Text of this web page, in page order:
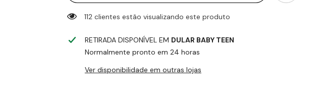
112 clientes estão visualizando este produto
RETIRADA DISPONÍVEL EM DULAR BABY TEEN
Normalmente pronto em 24 horas
Ver disponibilidade em outras lojas